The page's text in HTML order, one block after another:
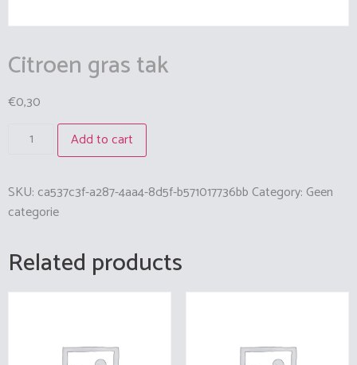
Citroen gras tak
€0,30
Add to cart
SKU: ca537c3f-a287-4aa4-8d5f-b571017736bb Category: Geen
categorie
Related products